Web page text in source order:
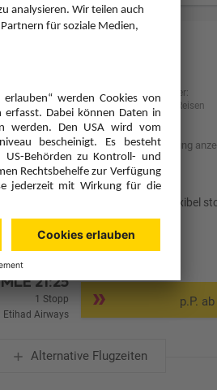
Anbieter:
BILLA Reisen
Hotelbeschreibung
Transfer
Optional: Flexibel
Mo., 28.9.26
MLE21:25
1 Stopp
Etihad Airways
p.P.
Alternative Flugzeiten